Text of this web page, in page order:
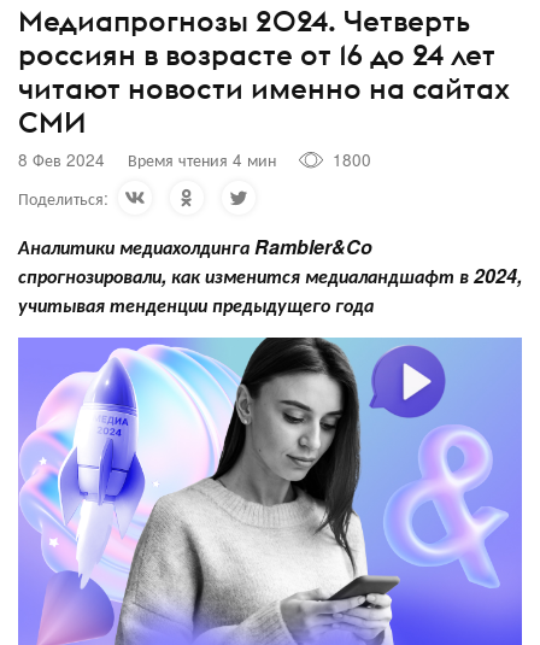
Медиапрогнозы 2024. Четверть
россиян в возрасте от 16 до 24 лет
читают новости именно на сайтах
СМИ
8 Фев 2024 Время чтения 4 мин
1800
Поделиться:
Аналитики медиахолдинга Rambler&Co
спрогнозировали, как изменится медиаландшафт в 2024,
учитывая тенденции предыдущего года